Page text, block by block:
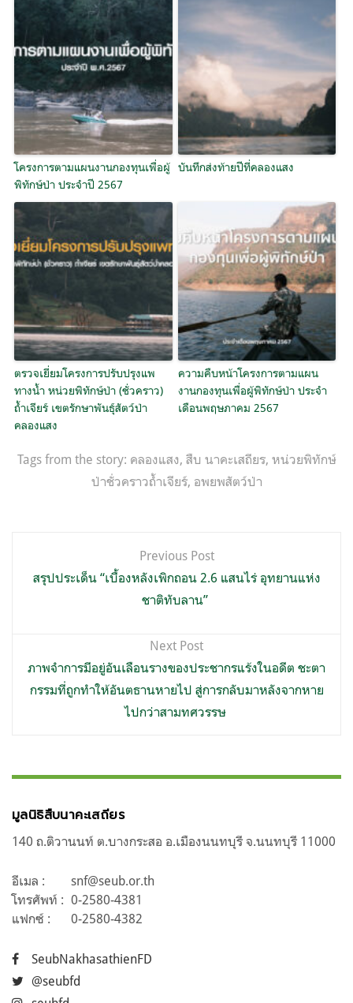
โครงการตามแผนงานกองทุนเพื่อผู้
พิทักษ์ป่า ประจำปี 2567
บันทึกส่งท้ายปีที่คลองแสง
ตรวจเยี่ยมโครงการปรับปรุงแพ
ทางน้ำ หน่วยพิทักษ์ป่า (ชั่วคราว)
ถ้ำเจียร์ เขตรักษาพันธุ์สัตว์ป่า
คลองแสง
ความคืบหน้าโครงการตามแผน
งานกองทุนเพื่อผู้พิทักษ์ป่า ประจำ
เดือนพฤษภาคม 2567
Tags from the story: คลองแสง, สืบ นาคะเสถียร, หน่วยพิทักษ์
ป่าชั่วคราวถ้ำเจียร์, อพยพสัตว์ป่า
เรื่อง
Previous Post
สรุปประเด็น “เบื้องหลังเพิกถอน 2.6 แสนไร่ อุทยานแห่ง
ชาติทับลาน”
Next Post
ภาพจำการมีอยู่อันเลือนรางของประชากรแร้งในอดีต ชะตา
กรรมที่ถูกทำให้อันตธานหายไป สู่การกลับมาหลังจากหาย
ไปกว่าสามทศวรรษ
มูลนิธิสืบนาคะเสถียร
140 ถ.ติวานนท์ ต.บางกระสอ อ.เมืองนนทบุรี จ.นนทบุรี 11000
อีเมล :
snf@seub.or.th
โทรศัพท์ : 0-2580-4381
แฟกซ์ :
0-2580-4382
SeubNakhasathienFD
@seubfd